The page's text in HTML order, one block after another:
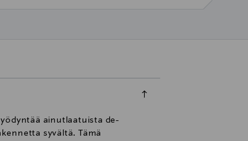
ainutlaatuista de-
syvältä. Tämä